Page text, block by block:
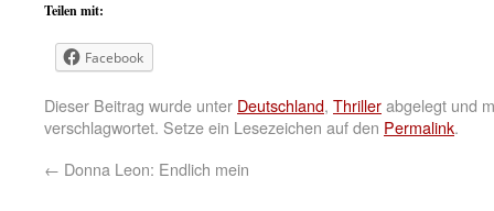
Teilen mit:
Facebook
Dieser Beitrag wurde unter Deutschland, Thrillerabgelegt und
verschlagwortet. Setze ein Lesezeichen auf den Permalink.
← Donna Leon: Endlich mein